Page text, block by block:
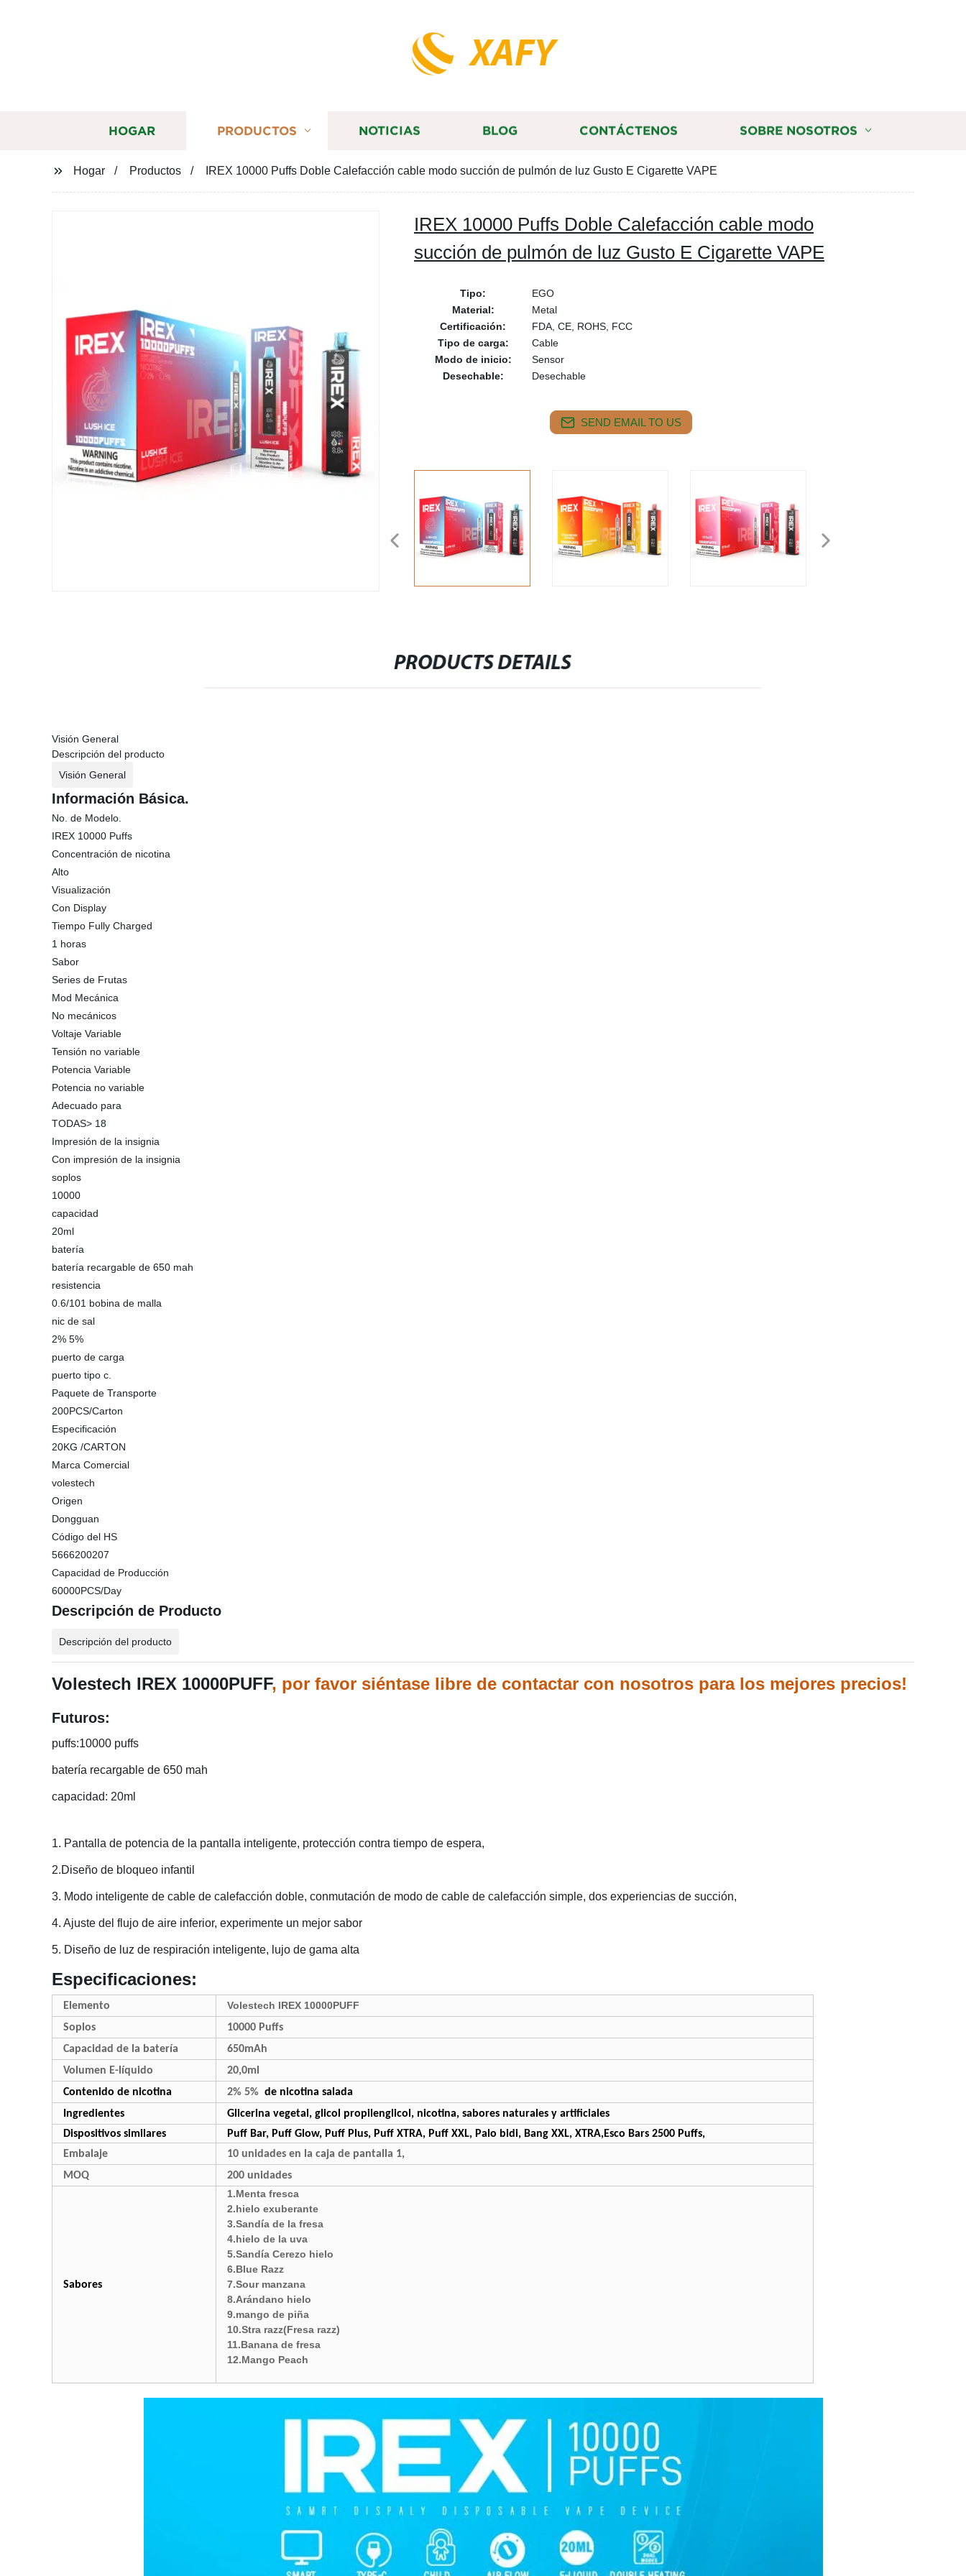
XAFY
HOGAR PRODUCTOS NOTICIAS BLOG CONTÁCTENOS SOBRE NOSOTROS
Hogar Productos IREX 10000 Puffs Doble Calefacción cable modo succión de pulmón de luz Gusto E Cigarette VAPE
IREX 10000 Puffs Doble Calefacción cable modo
succión de pulmón de luz Gusto E Cigarette VAPE
Tipo:
EGO
Material:
Metal
Certificación:
FDA, CE, ROHS, FCC
Tipo de carga:
Cable
Modo de inicio:
Sensor
Desechable:
Desechable
SEND EMAIL TO US
PRODUCTS DETAILS
Visión General
Descripción del producto
Visión General
Información Básica.
No. de Modelo.
IREX 10000 Puffs
Concentración de nicotina
Alto
Visualización
Con Display
Tiempo Fully Charged
1 horas
Sabor
Series de Frutas
Mod Mecánica
No mecánicos
Voltaje Variable
Tensión no variable
Potencia Variable
Potencia no variable
Adecuado para
TODAS> 18
Impresión de la insignia
Con impresión de la insignia
soplos
10000
capacidad
20ml
batería
batería recargable de 650 mah
resistencia
0.6/101 bobina de malla
nic de sal
2% 5%
puerto de carga
puerto tipo c.
Paquete de Transporte
200PCS/Carton
Especificación
20KG /CARTON
Marca Comercial
volestech
Origen
Dongguan
Código del HS
5666200207
Capacidad de Producción
60000PCS/Day
Descripción de Producto
Descripción del producto
Volestech IREX 10000PUFF, por favor siéntase libre de contactar con nosotros para los mejores precios!
Futuros:
puffs:10000 puffs
batería recargable de 650 mah
capacidad: 20ml
1. Pantalla de potencia de la pantalla inteligente, protección contra tiempo de espera,
2.Diseño de bloqueo infantil
3. Modo inteligente de cable de calefacción doble, conmutación de modo de cable de calefacción simple, dos experiencias de succión,
4. Ajuste del flujo de aire inferior, experimente un mejor sabor
5. Diseño de luz de respiración inteligente, lujo de gama alta
Especificaciones:
Elemento
Volestech IREX 10000PUFF
Soplos
10000 Puffs
Capacidad de la batería
650mAh
Volumen E-líquido
20,0ml
Contenido de nicotina
2% 5% de nicotina salada
Ingredientes
Glicerina vegetal, glicol propilenglicol, nicotina, sabores naturales y artificiales
Dispositivos similares
Puff Bar, Puff Glow, Puff Plus, Puff XTRA, Puff XXL, Palo bidi, Bang XXL, XTRA,Esco Bars 2500 Puffs,
Embalaje
10 unidades en la caja de pantalla 1,
MOQ
200 unidades
Sabores
1.Menta fresca
2.hielo exuberante
3.Sandía de la fresa
4.hielo de la uva
5.Sandía Cerezo hielo
6.Blue Razz
7.Sour manzana
8.Arándano hielo
9.mango de piña
10.Stra razz(Fresa razz)
11.Banana de fresa
12.Mango Peach